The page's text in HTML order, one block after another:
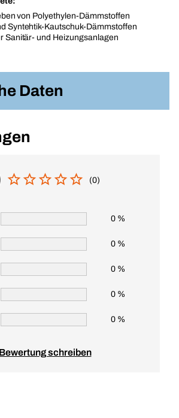
von Polyethylen-Dämmstoffen
Syntehtik-Kautschuk-Dämmstoffen
Sanitär- und Heizungsanlagen
Daten
(0)
0 %
0 %
0 %
0 %
0 %
Bewertung schreiben